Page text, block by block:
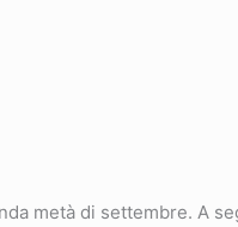
metà di settembre. A